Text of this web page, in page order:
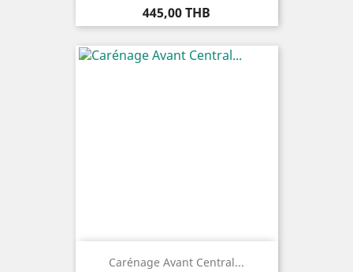
Prix
445,00 THB
Carénage Avant Central...